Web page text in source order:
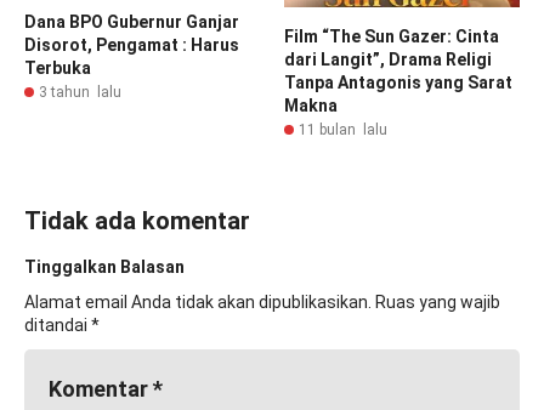
Dana BPO Gubernur Ganjar
Disorot, Pengamat : Harus
Terbuka
3 tahun lalu
Film “The Sun Gazer: Cinta
dari Langit”, Drama Religi
Tanpa Antagonis yang Sarat
Makna
11 bulan lalu
Tidak ada komentar
Tinggalkan Balasan
Alamat email Anda tidak akan dipublikasikan. Ruas yang wajib
ditandai *
Komentar*